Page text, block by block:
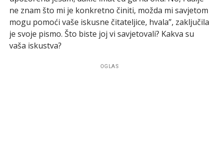
ne znam što mi je konkretno činiti, možda mi savjetom
mogu pomoći vaše iskusne čitateljice, hvala”, zaključila
je svoje pismo. Što biste joj vi savjetovali? Kakva su
vaša iskustva?
OGLAS